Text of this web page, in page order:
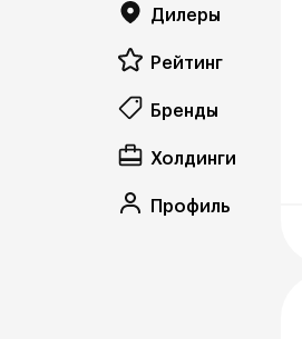
Дилеры
Рейтинг
Бренды
Холдинги
Профиль